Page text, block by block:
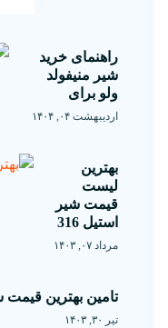
راهنمای خرید
شیر منیفولد
ولو برای
اردیبهشت ۰۴, ۱۴۰۴
بهترین
لیست
قیمت شیر
استیل 316
مرداد ۰۷, ۱۴۰۳
تامین بهترین قیمت
تیر ۳۰, ۱۴۰۳